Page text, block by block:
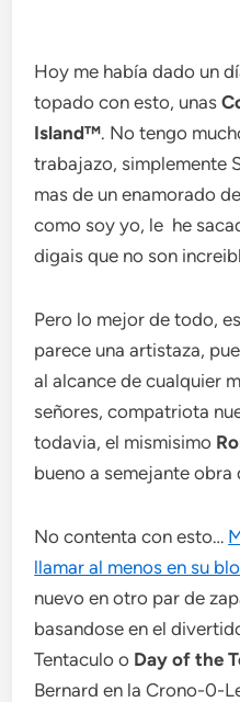
Hoy me había dado un
topado con esto, unas
Island™. No tengo
trabajazo, simplemente
mas de un enamorado
como soy yo, le he
digais que no son
Pero lo mejor de todo,
parece una artistaza,
al alcance de cualquier
señores, compatriota
todavia, el mismisimo
bueno a semejante
No contenta con esto…
llamar al menos en su
nuevo en otro par de
basandose en el
Tentaculo o Day of the
Bernard en la Crono-0-